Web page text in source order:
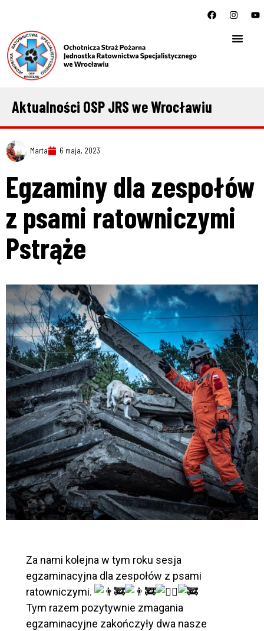
Aktualności OSP JRS we Wrocławiu
Marta 6 maja, 2023
Egzaminy dla zespołów
z psami ratowniczymi
Pstrąże
Za nami kolejna w tym roku sesja
egzaminacyjna dla zespołów z psami
ratowniczymi.
Tym razem pozytywnie zmagania
egzaminacyjne zakończyły dwa nasze